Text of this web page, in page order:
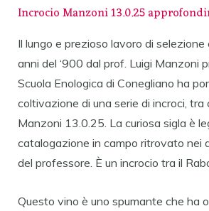
Incrocio Manzoni 13.0.25
Il lungo e prezioso lavoro di selezione
anni del ‘900 dal prof. Luigi Manzoni
Scuola Enologica di Conegliano ha
coltivazione di una serie di incroci, tra
Manzoni 13.0.25. La curiosa sigla è
catalogazione in campo ritrovato nei
del professore. È un incrocio tra il
Questo vino è uno spumante che ha